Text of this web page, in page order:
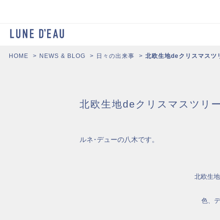
HOME NEWS & BLOG 日々の出来事 北欧生地deクリスマスツ
北欧生地deクリスマスツリ
ルネ･デューの八木です。
北欧生
色、